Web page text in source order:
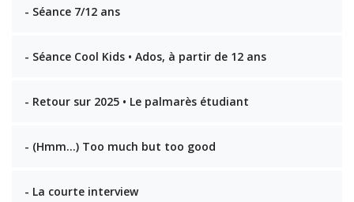
- Séance 7/12 ans
- Séance Cool Kids • Ados, à partir de 12 ans
- Retour sur 2025 • Le palmarès étudiant
- (Hmm…) Too much but too good
- La courte interview